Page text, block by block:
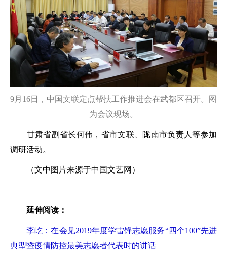
9月16日，中国文联定点帮扶工作推进会在武都区召开。图
为会议现场。
甘肃省副省长何伟，省市文联、陇南市负责人等参加
调研活动。
（文中图片来源于中国文艺网）
延伸阅读：
李屹：在会见2019年度学雷锋志愿服务“四个100”先进
典型暨疫情防控最美志愿者代表时的讲话